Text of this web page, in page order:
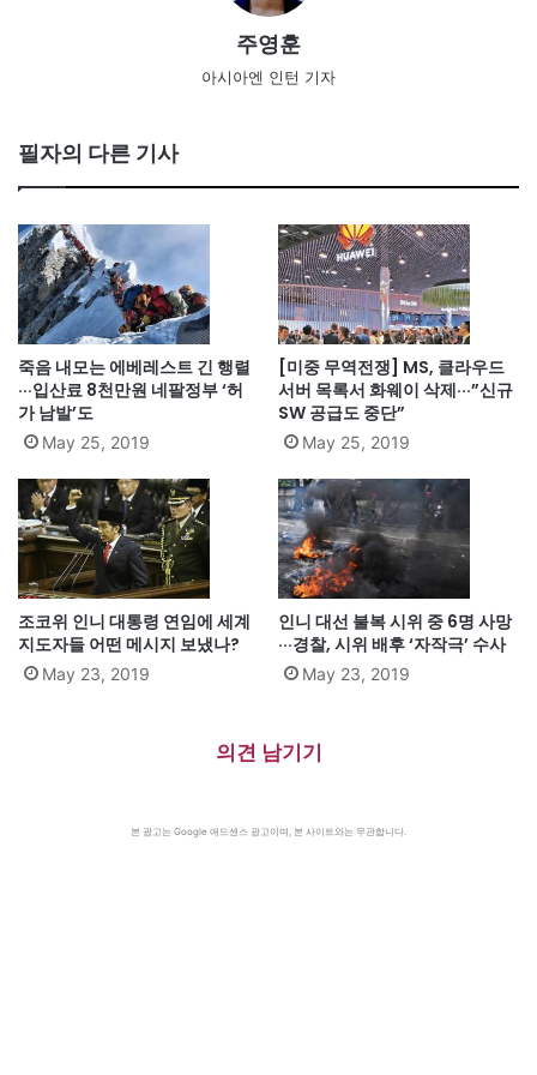
주영훈
아시아엔 인턴 기자
필자의 다른 기사
죽음 내모는 에베레스트 긴 행렬
···입산료 8천만원 네팔정부 ‘허
가 남발’도
May 25, 2019
[미중 무역전쟁] MS, 클라우드
서버 목록서 화웨이 삭제···”신규
SW 공급도 중단”
May 25, 2019
조코위 인니 대통령 연임에 세계
지도자들 어떤 메시지 보냈나?
May 23, 2019
인니 대선 불복 시위 중 6명 사망
···경찰, 시위 배후 ‘자작극’ 수사
May 23, 2019
의견 남기기
본 광고는 Google 애드센스 광고이며, 본 사이트와는 무관합니다.